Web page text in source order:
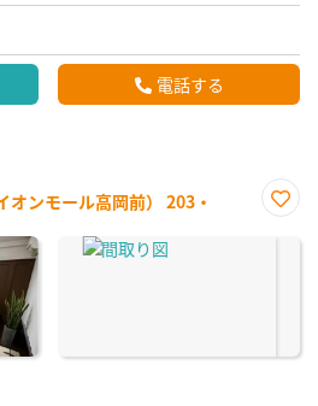
電話する
ンモール高岡前） 203・
に入